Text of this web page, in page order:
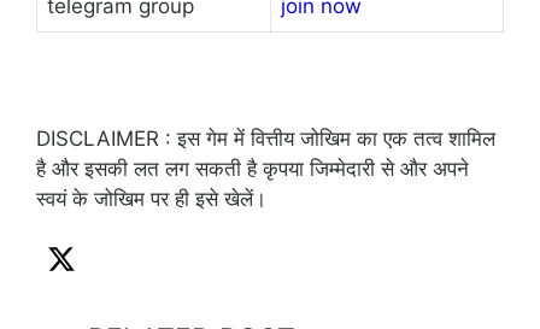
telegram group join now
DISCLAIMER : इस गेम में वित्तीय जोखिम का एक तत्व शामिल
है और इसकी लत लग सकती है कृपया जिम्मेदारी से और अपने
स्वयं के जोखिम पर ही इसे खेलें।